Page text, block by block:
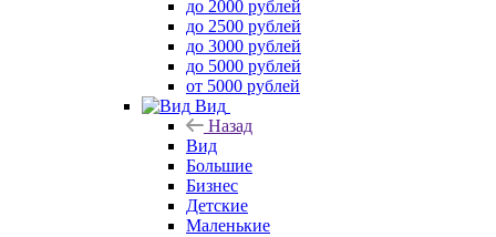
до 2000 рублей
до 2500 рублей
до 3000 рублей
до 5000 рублей
от 5000 рублей
Вид
Назад
Вид
Большие
Бизнес
Детские
Маленькие